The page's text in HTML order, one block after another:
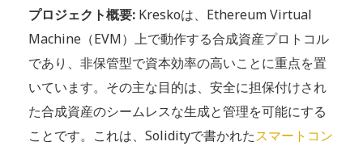
プロジェクト概要: Kreskoは、Ethereum Virtual
Machine（EVM）上で動作する合成資産プロトコル
であり、非保管型で資本効率の高いことに重点を置
いています。その主な目的は、安全に担保付けされ
た合成資産のシームレスな生成と管理を可能にする
ことです。これは、Solidityで書かれたスマートコン